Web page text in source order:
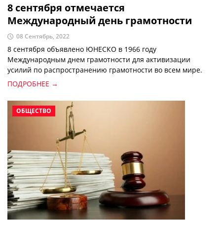
8 сентября отмечается
Международный день грамотности
08 Сентябрь, 2022
8 сентября объявлено ЮНЕСКО в 1966 году
Международным днем грамотности для активизации
усилий по распространению грамотности во всем мире.
ПОДРОБНЕЕ →
ОБЩЕСТВО